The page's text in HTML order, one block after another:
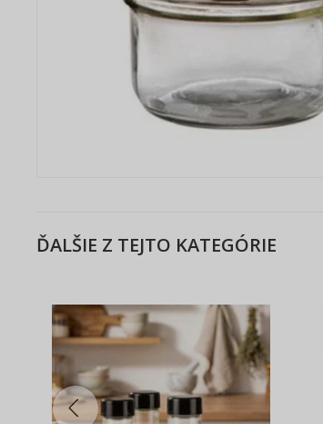
ĎALŠIE Z TEJTO KATEGÓRIE